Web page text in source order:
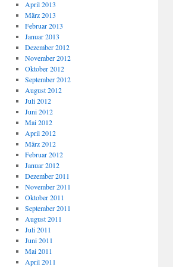
April 2013
März 2013
Februar 2013
Januar 2013
Dezember 2012
November 2012
Oktober 2012
September 2012
August 2012
Juli 2012
Juni 2012
Mai 2012
April 2012
März 2012
Februar 2012
Januar 2012
Dezember 2011
November 2011
Oktober 2011
September 2011
August 2011
Juli 2011
Juni 2011
Mai 2011
April 2011